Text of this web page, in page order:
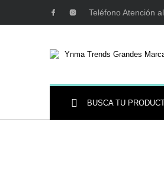
Teléfono Atención
BUSCA TU